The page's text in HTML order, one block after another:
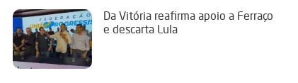
Da Vitória reafirma apoio a Ferraço
e descarta Lula